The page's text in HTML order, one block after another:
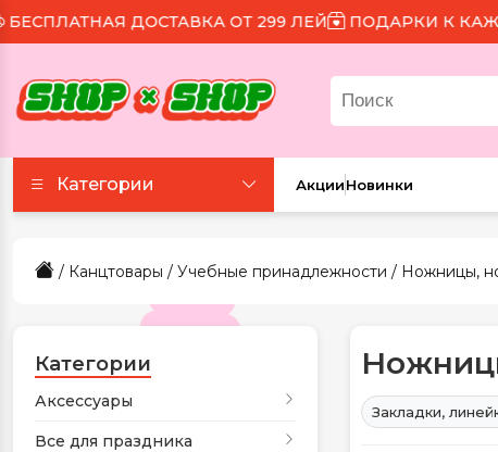
ДОСТАВКА ОТ 299 ЛЕЙ ПОДАРКИ К КАЖДОМУ
Категории
Все для праздника
Для еды и напитков
АкцииНовинки
/ Канцтовары / Учебные принадлежности / Ножницы,
Категории
Аксессуары
Все для праздника
Закладки,